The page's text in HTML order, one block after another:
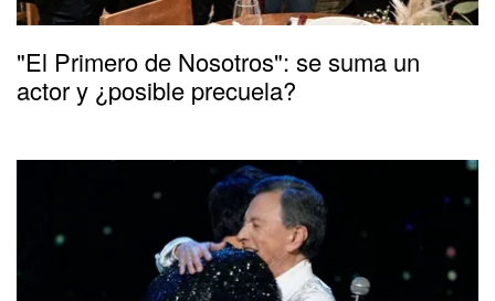
"El Primero de Nosotros": se suma un
actor y ¿posible precuela?